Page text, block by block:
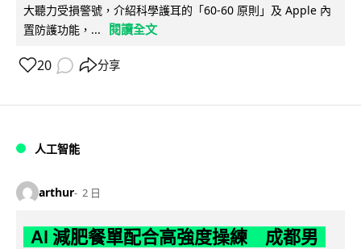
大聽力受損警號，介紹科學護耳的「60-60 原則」及 Apple 內
置防護功能，...
閱讀全文
20 分享
人工智能
arthur 2 日
AI 減肥餐單配合高強度操練 成都男